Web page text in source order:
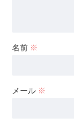
名前 ※
メール ※